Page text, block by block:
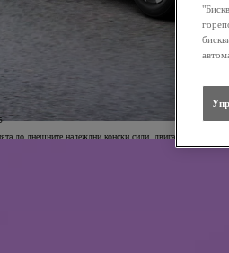
до днешните надеждни конски сили, двигателят с
автомобил с ниски емисии за по-чисто бъдеще.
Prius хибрид.